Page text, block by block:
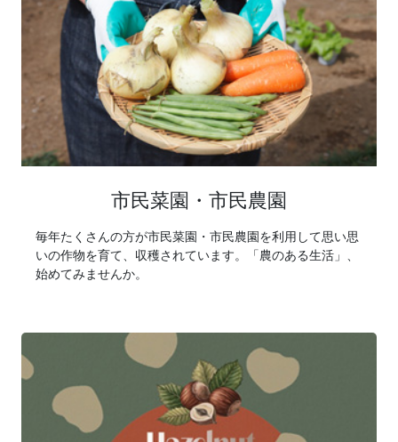
市民菜園・市民農園
毎年たくさんの方が市民菜園・市民農園を利用して思い思
いの作物を育て、収穫されています。「農のある生活」、
始めてみませんか。